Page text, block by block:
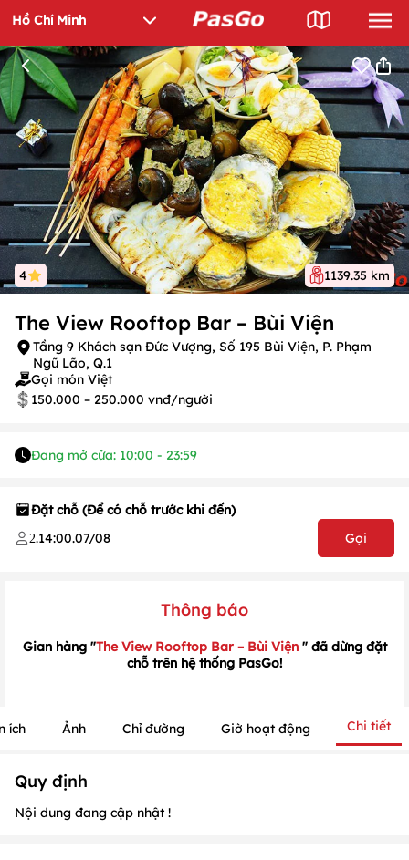
4 1139.35 km
The View Rooftop Bar – Bùi Viện
Tầng 9 Khách sạn Đức Vượng, Số 195 Bùi Viện, P. Phạm
Ngũ Lão, Q.1
Gọi món Việt
150.000 – 250.000 vnđ/người
Đang mở cửa: 10:00 - 23:59
Đặt chỗ (Để có chỗ trước khi đến)
2.14:00.07/08 Gọi
Thông báo
Gian hàng "The View Rooftop Bar – Bùi Viện " đã dừng đặt
chỗ trên hệ thống PasGo!
ích Ảnh Chỉ đường Giờ hoạt động Chi tiết
Quy định
Nội dung đang cập nhật !